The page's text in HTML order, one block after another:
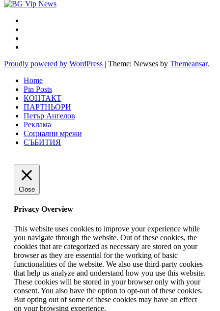
Proudly powered by WordPress | Theme: Newses by Themeansar.
Home
Pin Posts
КОНТАКТ
ПАРТНЬОРИ
Петър Ангелов
Реклама
Социални мрежи
СЪБИТИЯ
Close
Privacy Overview
This website uses cookies to improve your experience while
you navigate through the website. Out of these cookies, the
cookies that are categorized as necessary are stored on your
browser as they are essential for the working of basic
functionalities of the website. We also use third-party cookies
that help us analyze and understand how you use this website.
These cookies will be stored in your browser only with your
consent. You also have the option to opt-out of these cookies.
But opting out of some of these cookies may have an effect
on your browsing experience.